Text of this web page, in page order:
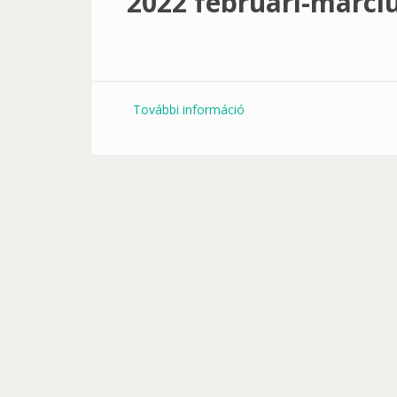
További információ